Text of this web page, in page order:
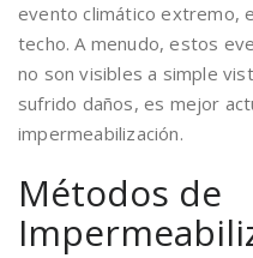
evento climático extremo,
techo. A menudo, estos
no son visibles a simple
sufrido daños, es mejor
impermeabilización.
Métodos de